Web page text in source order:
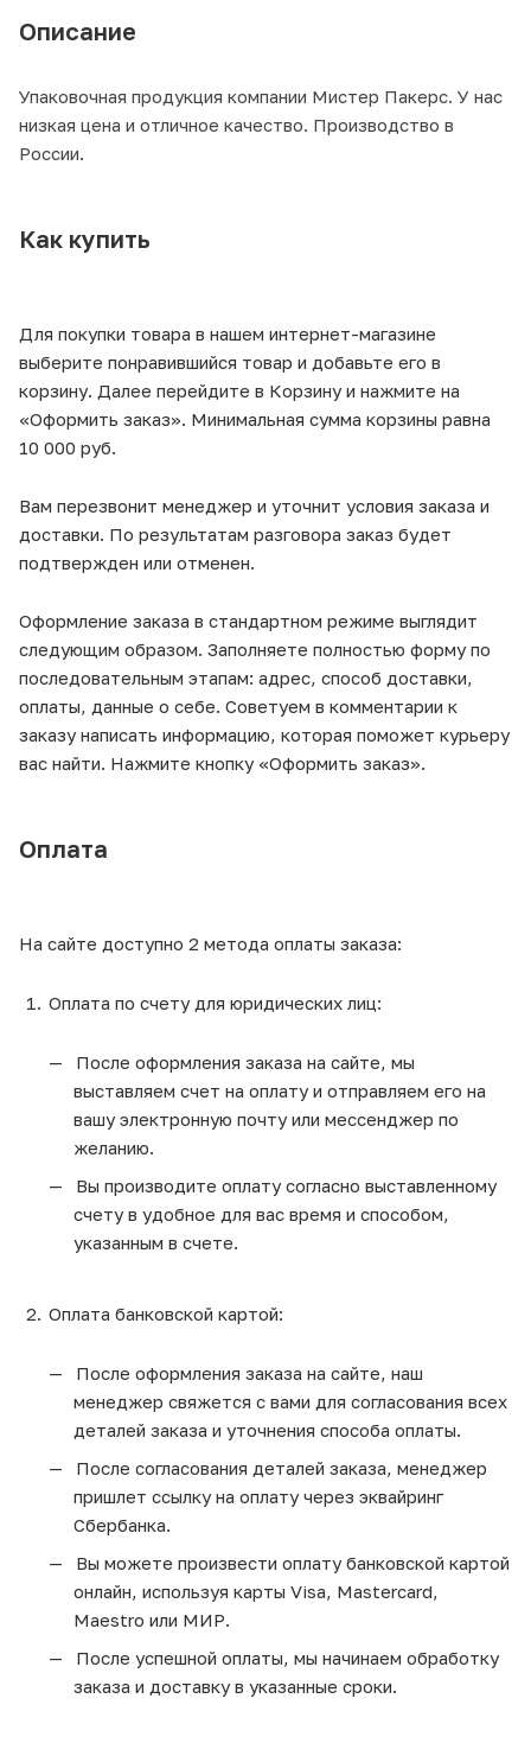
Описание
Упаковочная продукция компании Мистер Пакерс. У нас
низкая цена и отличное качество. Производство в
России.
Как купить
Для покупки товара в нашем интернет-магазине
выберите понравившийся товар и добавьте его в
корзину. Далее перейдите в Корзину и нажмите на
«Оформить заказ». Минимальная сумма корзины равна
10 000 руб.
Вам перезвонит менеджер и уточнит условия заказа и
доставки. По результатам разговора заказ будет
подтвержден или отменен.
Оформление заказа в стандартном режиме выглядит
следующим образом. Заполняете полностью форму по
последовательным этапам: адрес, способ доставки,
оплаты, данные о себе. Советуем в комментарии к
заказу написать информацию, которая поможет курьеру
вас найти. Нажмите кнопку «Оформить заказ».
Оплата
На сайте доступно 2 метода оплаты заказа:
Оплата по счету для юридических лиц:
После оформления заказа на сайте, мы
выставляем счет на оплату и отправляем его на
вашу электронную почту или мессенджер по
желанию.
Вы производите оплату согласно выставленному
счету в удобное для вас время и способом,
указанным в счете.
Оплата банковской картой:
После оформления заказа на сайте, наш
менеджер свяжется с вами для согласования всех
деталей заказа и уточнения способа оплаты.
После согласования деталей заказа, менеджер
пришлет ссылку на оплату через эквайринг
Сбербанка.
Вы можете произвести оплату банковской картой
онлайн, используя карты Visa, Mastercard,
Maestro или МИР.
После успешной оплаты, мы начинаем обработку
заказа и доставку в указанные сроки.